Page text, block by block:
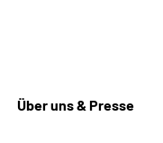
Über uns & Presse